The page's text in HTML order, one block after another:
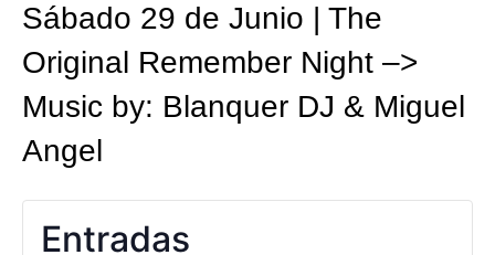
Sábado 29 de Junio | The
Original Remember Night –>
Music by: Blanquer DJ & Miguel
Angel
Entradas